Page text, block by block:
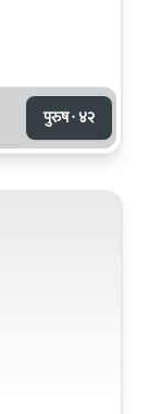
पुरुष · ४२